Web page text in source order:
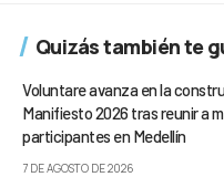
Quizás también te
Voluntare avanza en la
Manifiesto 2026 tras reunir a
participantes en Medellín
7 DE AGOSTO DE 2026